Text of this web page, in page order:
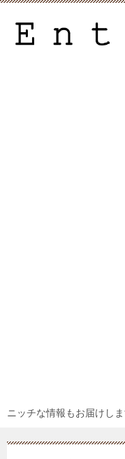
ニッチな情報もお届けし